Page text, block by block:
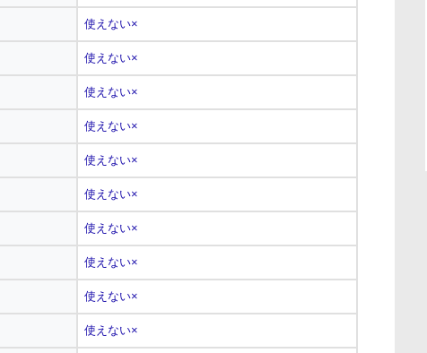
使えない×
使えない×
使えない×
使えない×
使えない×
使えない×
使えない×
使えない×
使えない×
使えない×